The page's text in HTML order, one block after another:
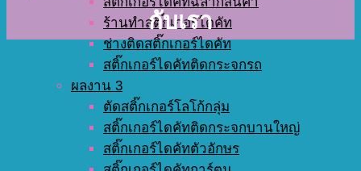
ร้านทำสติ๊กเกอร์ไดคัท
ช่างติดสติ๊กเกอร์ไดคัท
สติ๊กเกอร์ไดคัทติดกระจกรถ
ผลงาน 3
ตัดสติ๊กเกอร์โลโก้กลุ่ม
สติ๊กเกอร์ไดคัทติดกระจกบานใหญ่
สติ๊กเกอร์ไดคัทตัวอักษร
กับเรา